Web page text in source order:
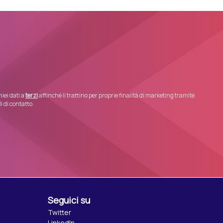
dati aterziaffinché li trattino per proprie finalità di marketing tramite
di contatto.
Seguici su
Twitter